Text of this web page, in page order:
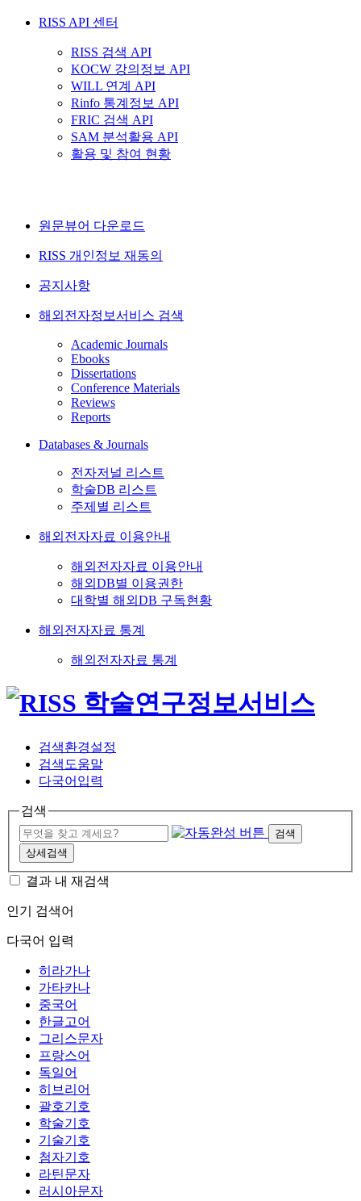
RISS API 센터
RISS 검색 API
KOCW 강의정보 API
WILL 연계 API
Rinfo 통계정보 API
FRIC 검색 API
SAM 분석활용 API
활용 및 참여 현황
원문뷰어 다운로드
RISS 개인정보 재동의
공지사항
해외전자정보서비스 검색
Academic Journals
Ebooks
Dissertations
Conference Materials
Reviews
Reports
Databases & Journals
전자저널 리스트
학술DB 리스트
주제별 리스트
해외전자자료 이용안내
해외전자자료 이용안내
해외DB별 이용권한
대학별 해외DB 구독현황
해외전자자료 통계
해외전자자료 통계
검색환경설정
검색도움말
다국어입력
검색
검색
상세검색
결과 내 재검색
인기 검색어
다국어 입력
히라가나
가타카나
중국어
한글고어
그리스문자
프랑스어
독일어
히브리어
괄호기호
학술기호
기술기호
첨자기호
라틴문자
러시아문자